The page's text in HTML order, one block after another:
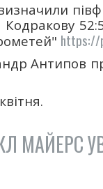
https://
Антипов
МАЙЕРС